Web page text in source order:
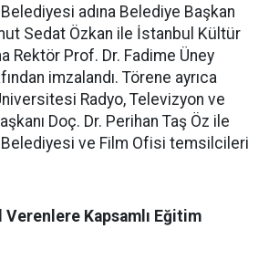
adına Belediye Başkan
Sedat Özkan ile İstanbul Kültür
Rektör Prof. Dr. Fadime Üney
imzalandı. Törene ayrıca
Radyo, Televizyon ve
Doç. Dr. Perihan Taş Öz ile
ve Film Ofisi temsilcileri
Verenlere Kapsamlı Eğitim